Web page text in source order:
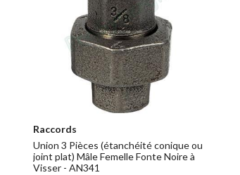
Raccords
Union 3 Pièces (étanchéité conique ou
joint plat) Mâle Femelle Fonte Noire à
Visser - AN341